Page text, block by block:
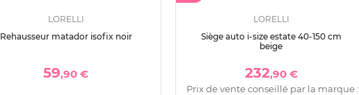
LORELLI
Rehausseur matador isofix noir
59,90 €
LORELLI
Siège auto i-size estate 40-150 cm
beige
232,90 €
Prix de vente conseillé par la marque :